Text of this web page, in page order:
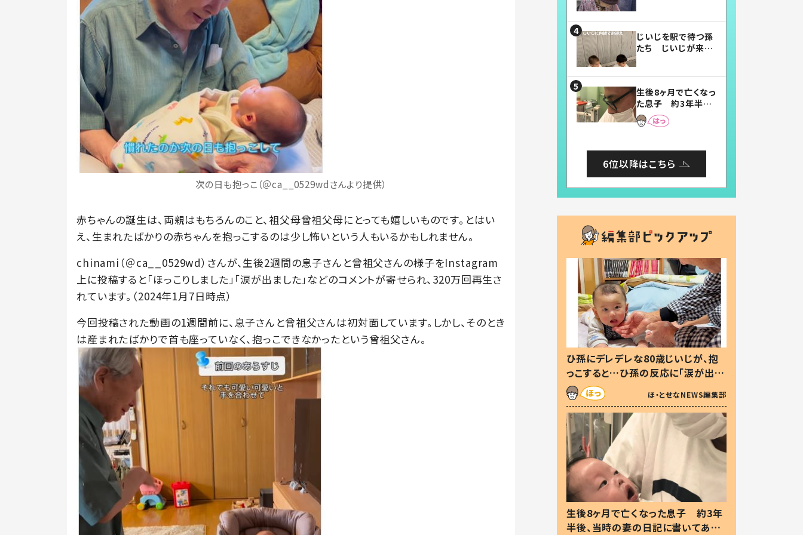
次の日も抱っこ（＠ca__0529wdさんより提供）
赤ちゃんの誕生は、両親はもちろんのこと、祖父母曾祖父母にとっても嬉しいものです。とはい
え、生まれたばかりの赤ちゃんを抱っこするのは少し怖いという人もいるかもしれません。
chinami（＠ca__0529wd）さんが、生後2週間の息子さんと曾祖父さんの様子をInstagram
上に投稿すると「ほっこりしました」「涙が出ました」などのコメントが寄せられ、320万回再生さ
れています。（2024年1月7日時点）
今回投稿された動画の1週間前に、息子さんと曾祖父さんは初対面しています。しかし、そのとき
は産まれたばかりで首も座っていなく、抱っこできなかったという曾祖父さん。
じいじを駅で待つ孫
たち じいじが来た
まらない」「幸せにな
れる」
生後8ヶ月で亡くなっ
た息子 約3年半
後、当時の妻の日記
に書いてあった本音
6位以降はこちら
ひ孫にデレデレな80歳じいじが、抱
っこすると…ひ孫の反応に「涙が出ま
した」「可愛くて仕方ない」
ほ・とせなNEWS編集部
生後8ヶ月で亡くなった息子 約3年
半後、当時の妻の日記に書いてあっ